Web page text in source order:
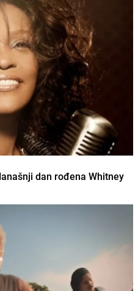
dan rođena Whitney